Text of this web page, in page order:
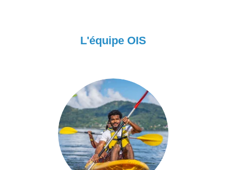
L'équipe OIS